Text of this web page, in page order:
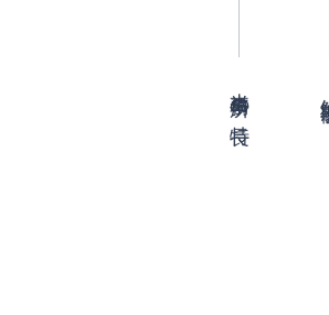
当事務所の特長